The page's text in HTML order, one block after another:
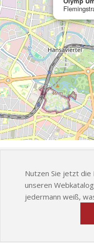
Nutzen Sie jetzt die
unseren
jedermann weiß,